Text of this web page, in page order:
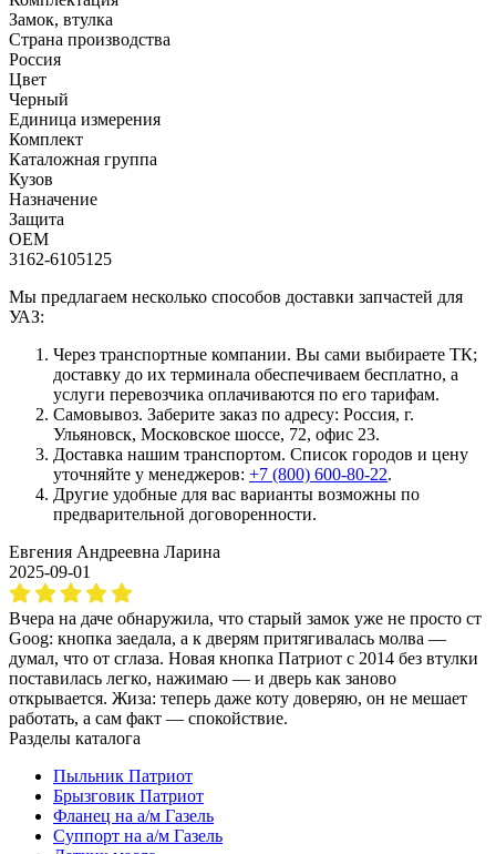
Замок, втулка
Страна производства
Россия
Цвет
Черный
Единица измерения
Комплект
Каталожная группа
Кузов
Назначение
Защита
OEM
3162-6105125
Мы предлагаем несколько способов доставки запчастей для
УАЗ:
Через транспортные компании. Вы сами выбираете ТК;
доставку до их терминала обеспечиваем бесплатно, а
услуги перевозчика оплачиваются по его тарифам.
Самовывоз. Заберите заказ по адресу: Россия, г.
Ульяновск, Московское шоссе, 72, офис 23.
Доставка нашим транспортом. Список городов и цену
уточняйте у менеджеров: +7 (800) 600-80-22.
Другие удобные для вас варианты возможны по
предварительной договоренности.
Евгения Андреевна Ларина
2025-09-01
Вчера на даче обнаружила, что старый замок уже не просто ст
Goog: кнопка заедала, а к дверям притягивалась молва —
думал, что от сглаза. Новая кнопка Патриот с 2014 без втулки
поставилась легко, нажимаю — и дверь как заново
открывается. Жиза: теперь даже коту доверяю, он не мешает
работать, а сам факт — спокойствие.
Разделы каталога
Пыльник Патриот
Брызговик Патриот
Фланец на а/м Газель
Суппорт на а/м Газель